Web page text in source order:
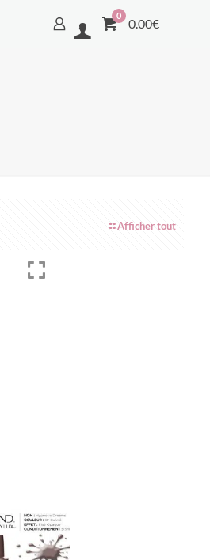
0
0.00€
Afficher tout